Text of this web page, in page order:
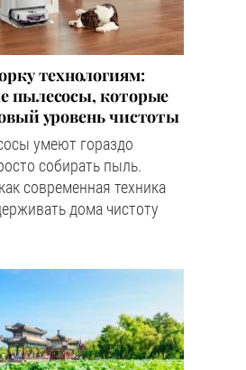
технологиям:
пылесосы, которые
уровень чистоты
умеют гораздо
собирать пыль.
современная техника
дома чистоту